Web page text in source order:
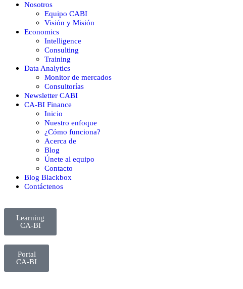
Nosotros
Equipo CABI
Visión y Misión
Economics
Intelligence
Consulting
Training
Data Analytics
Monitor de mercados
Consultorías
Newsletter CABI
CA-BI Finance
Inicio
Nuestro enfoque
¿Cómo funciona?
Acerca de
Blog
Únete al equipo
Contacto
Blog Blackbox
Contáctenos
Learning
CA-BI
Portal
CA-BI